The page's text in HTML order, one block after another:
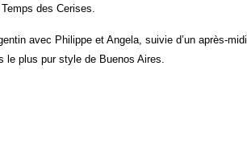
des Cerises.
avec Philippe et Angela, suivie d’un après-midi
le plus pur style de Buenos Aires.